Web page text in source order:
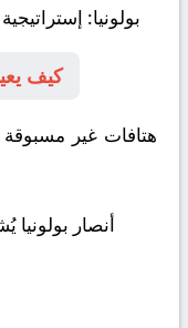
بولونيا:
كيف
هتافات غير
أنصار